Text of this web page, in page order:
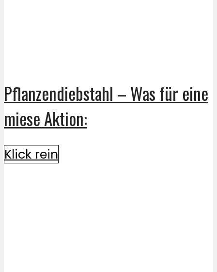
Pflanzendiebstahl – Was für eine
miese Aktion:
Klick rein